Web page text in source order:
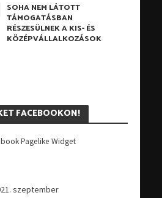
SOHA NEM LÁTOTT
TÁMOGATÁSBAN
RÉSZESÜLNEK A KIS- ÉS
KÖZÉPVÁLLALKOZÁSOK
FACEBOOKON!
szeptember